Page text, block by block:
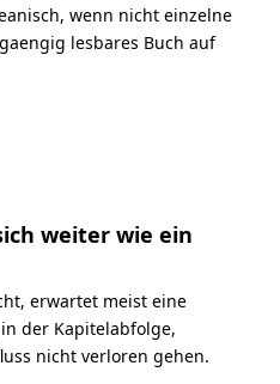
wenn nicht einzelne
lesbares Buch auf
weiter wie ein
erwartet meist eine
der Kapitelabfolge,
nicht verloren gehen.